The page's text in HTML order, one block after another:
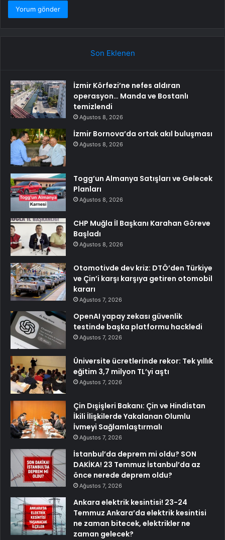
Son Eklenen
İzmir Körfezi’ne nefes aldıran
operasyon… Manda ve Bostanlı
temizlendi
Ağustos 8, 2026
İzmir Bornova’da ortak akıl buluşması
Ağustos 8, 2026
Togg’un Almanya Satışları ve Gelecek
Planları
Ağustos 8, 2026
CHP Muğla İl Başkanı Karahan Göreve
Başladı
Ağustos 8, 2026
Otomotivde dev kriz: DTÖ’den Türkiye
ve Çin’i karşı karşıya getiren otomobil
kararı
Ağustos 7, 2026
OpenAI yapay zekası güvenlik
testinde başka platformu hackledi
Ağustos 7, 2026
Üniversite ücretlerinde rekor: Tek yıllık
eğitim 3,7 milyon TL’yi aştı
Ağustos 7, 2026
Çin Dışişleri Bakanı: Çin ve Hindistan
İkili İlişkilerde Yakalanan Olumlu
İvmeyi Sağlamlaştırmalı
Ağustos 7, 2026
İstanbul’da deprem mi oldu? SON
DAKİKA! 23 Temmuz İstanbul’da az
önce nerede deprem oldu?
Ağustos 7, 2026
Ankara elektrik kesintisi! 23-24
Temmuz Ankara’da elektrik kesintisi
ne zaman bitecek, elektrikler ne
zaman gelecek?